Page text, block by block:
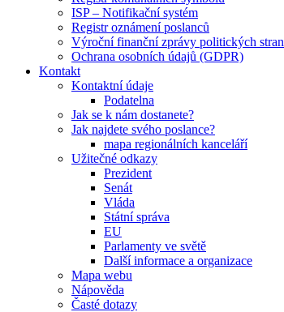
ISP – Notifikační systém
Registr oznámení poslanců
Výroční finanční zprávy politických stran
Ochrana osobních údajů (GDPR)
Kontakt
Kontaktní údaje
Podatelna
Jak se k nám dostanete?
Jak najdete svého poslance?
mapa regionálních kanceláří
Užitečné odkazy
Prezident
Senát
Vláda
Státní správa
EU
Parlamenty ve světě
Další informace a organizace
Mapa webu
Nápověda
Časté dotazy